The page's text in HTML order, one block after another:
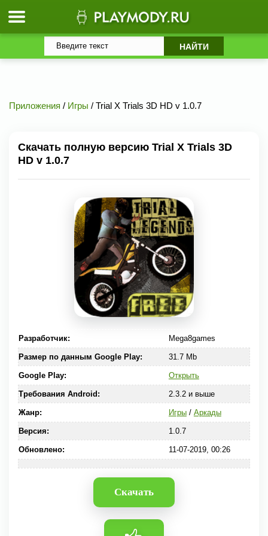
Приложения / Игры / Trial X Trials 3D HD v 1.0.7
Скачать полную версию Trial X Trials 3D
HD v 1.0.7
Разработчик: Mega8games
Размер по данным Google Play: 31.7 Mb
Google Play: Открыть
Требования Android: 2.3.2 и выше
Жанр: Игры/ Аркады
Версия: 1.0.7
Обновлено: 11-07-2019, 00:26
Скачать